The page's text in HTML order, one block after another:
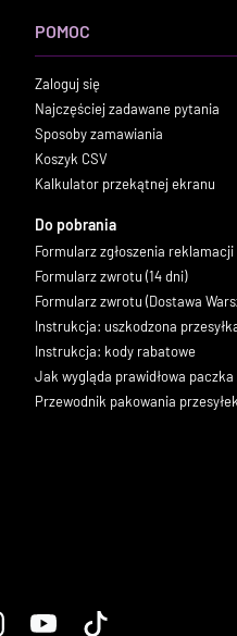
POMOC
Zaloguj się
Najczęściej zadawane pytania
Sposoby zamawiania
Koszyk CSV
Kalkulator przekątnej ekranu
Do pobrania
Formularz zgłoszenia reklamacji
Formularz zwrotu (14 dni)
Formularz zwrotu (Dostawa
Instrukcja: uszkodzona
Instrukcja: kody rabatowe
Jak wygląda prawidłowa paczka
Przewodnik pakowania przesyłek